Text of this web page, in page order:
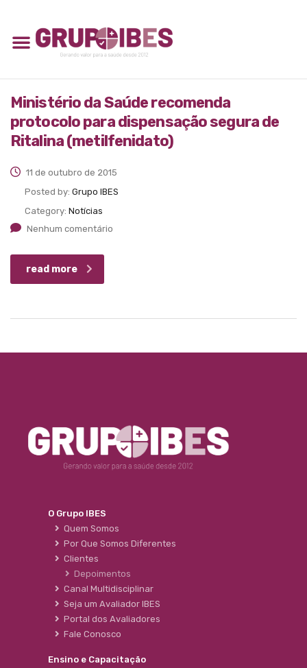
Ministério da Saúde recomenda
protocolo para dispensação segura de
Ritalina (metilfenidato)
11 de outubro de 2015
Posted by: Grupo IBES
Category: Notícias
Nenhum comentário
read more
O Grupo IBES
Quem Somos
Por Que Somos Diferentes
Clientes
Depoimentos
Canal Multidisciplinar
Seja um Avaliador IBES
Portal dos Avaliadores
Fale Conosco
Ensino e Capacitação